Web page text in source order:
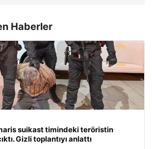
Haberler
suikast timindeki teröristin
Gizli toplantıyı anlattı